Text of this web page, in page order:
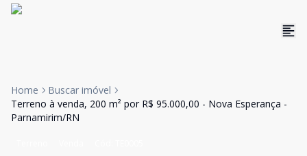
Home
Buscar imóvel
Terreno à venda, 200 m² por R$ 95.000,00 - Nova Esperança -
Parnamirim/RN